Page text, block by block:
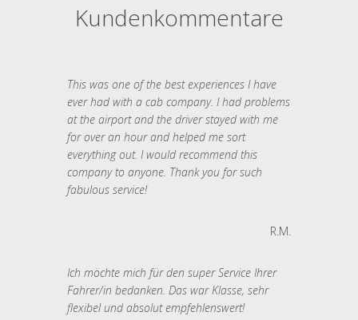
Kundenkommentare
This was one of the best experiences I have
ever had with a cab company. I had problems
at the airport and the driver stayed with me
for over an hour and helped me sort
everything out. I would recommend this
company to anyone. Thank you for such
fabulous service!
R.M.
Ich möchte mich für den super Service Ihrer
Fahrer/in bedanken. Das war Klasse, sehr
flexibel und absolut empfehlenswert!